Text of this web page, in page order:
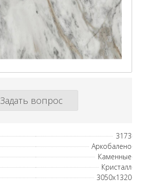
Задать вопрос
3173
Аркобалено
Каменные
Кристалл
3050х1320